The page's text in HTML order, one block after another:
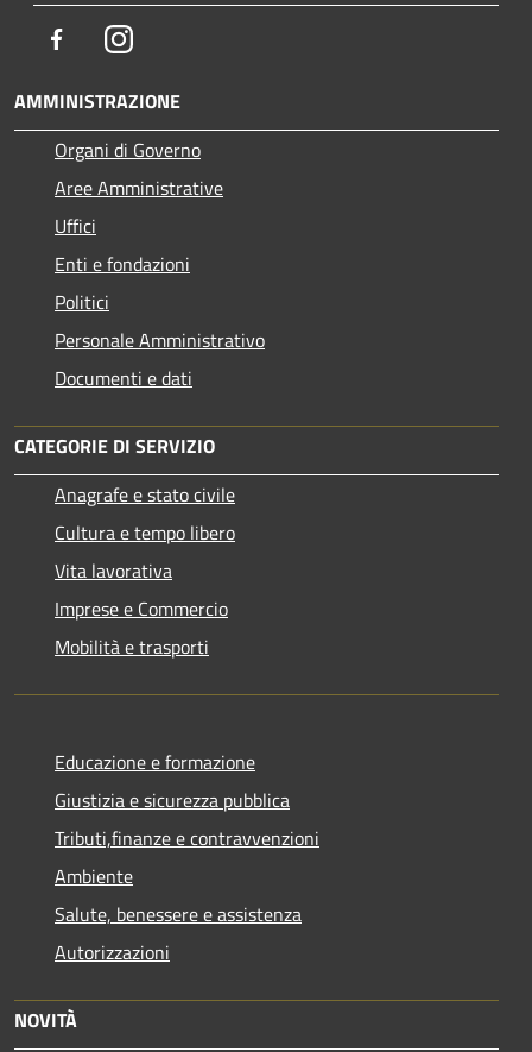
FacebookInstagram
AMMINISTRAZIONE
Organi di Governo
Aree Amministrative
Uffici
Enti e fondazioni
Politici
Personale Amministrativo
Documenti e dati
CATEGORIE DI SERVIZIO
Anagrafe e stato civile
Cultura e tempo libero
Vita lavorativa
Imprese e Commercio
Mobilità e trasporti
Educazione e formazione
Giustizia e sicurezza pubblica
Tributi,finanze e contravvenzioni
Ambiente
Salute, benessere e assistenza
Autorizzazioni
NOVITÀ